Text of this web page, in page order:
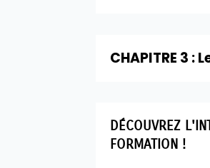
CHAPITRE 3
DÉCOUVREZ
FORMATION !